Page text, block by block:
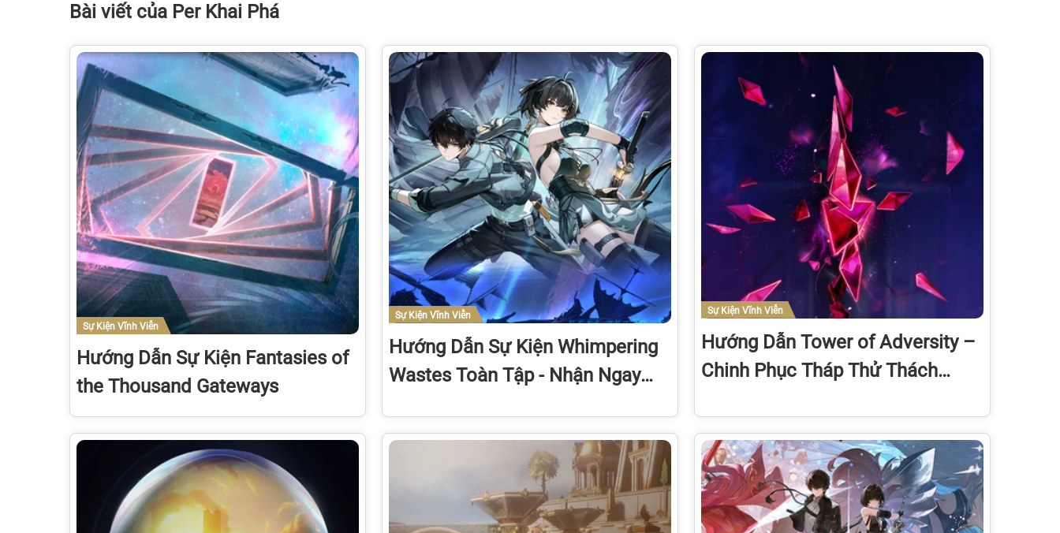
Bài viết của Per Khai Phá
Sự Kiện Vĩnh Viễn
Hướng Dẫn Sự Kiện Fantasies of
the Thousand Gateways
Sự Kiện Vĩnh Viễn
Hướng Dẫn Sự Kiện Whimpering
Wastes Toàn Tập - Nhận Ngay
Sự Kiện Vĩnh Viễn
Hướng Dẫn Tower of Adversity –
Chinh Phục Tháp Thử Thách